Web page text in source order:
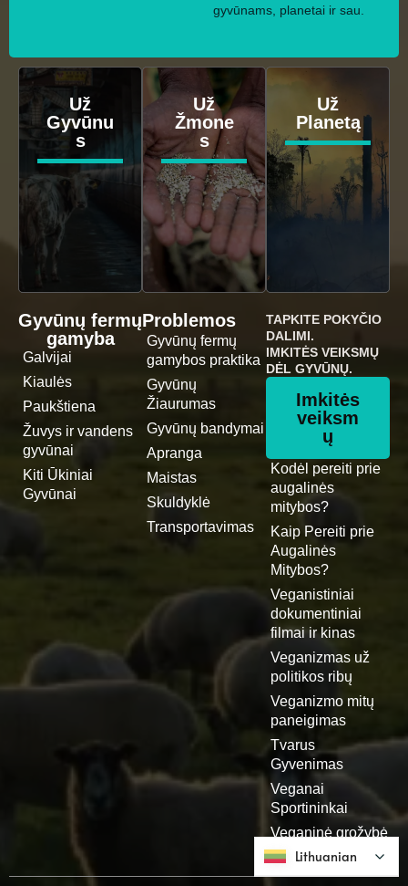
gyvūnams, planetai ir sau.
Už
Gyvūnu
s
Už
Žmone
s
Už
Planetą
Gyvūnų fermų
gamyba
Galvijai
Kiaulės
Paukštiena
Žuvys ir vandens
gyvūnai
Kiti Ūkiniai
Gyvūnai
Problemos
Gyvūnų fermų
gamybos praktika
Gyvūnų
Žiaurumas
Gyvūnų bandymai
Apranga
Maistas
Skuldyklė
Transportavimas
TAPKITE POKYČIO
DALIMI.
IMKITĖS VEIKSMŲ
DĖL GYVŪNŲ.
Imkitės
veiksm
ų
Kodėl pereiti prie
augalinės
mitybos?
Kaip Pereiti prie
Augalinės
Mitybos?
Veganistiniai
dokumentiniai
filmai ir kinas
Veganizmas už
politikos ribų
Veganizmo mitų
paneigimas
Tvarus
Gyvenimas
Veganai
Sportininkai
Veganinė grožybė
DUKLithuanian
Lithuanian